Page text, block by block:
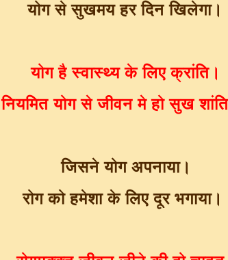
योग से सुखमय हर दिन
योग है स्वास्थ्य के लिए क्रांति।
नियमित योग से जीवन मे हो सुख
जिसने योग अपनाया।
रोग को हमेशा के लिए दूर